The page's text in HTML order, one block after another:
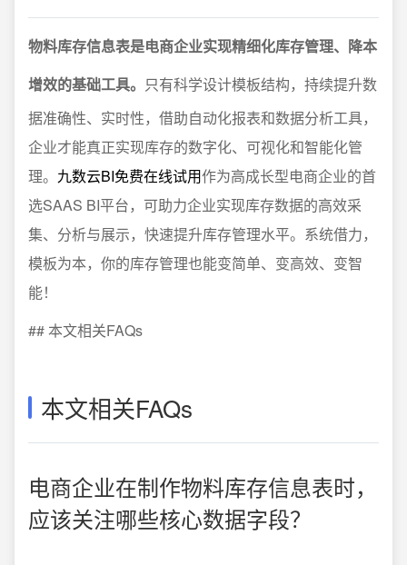
物料库存信息表是电商企业实现精细化库存管理、降本
增效的基础工具。 只有科学设计模板结构，持续提升数
据准确性、实时性，借助自动化报表和数据分析工具，
企业才能真正实现库存的数字化、可视化和智能化管
理。 九数云BI免费在线试用作为高成长型电商企业的首
选SAAS BI平台，可助力企业实现库存数据的高效采
集、分析与展示，快速提升库存管理水平。系统借力，
模板为本，你的库存管理也能变简单、变高效、变智
能！
## 本文相关FAQs
本文相关FAQs
电商企业在制作物料库存信息表时，
应该关注哪些核心数据字段？